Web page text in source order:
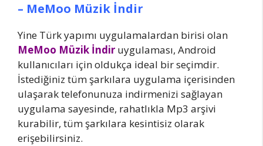
– MeMoo Müzik İndir
Yine Türk yapımı uygulamalardan birisi olan
MeMoo Müzik İndir uygulaması, Android
kullanıcıları için oldukça ideal bir seçimdir.
İstediğiniz tüm şarkılara uygulama içerisinden
ulaşarak telefonunuza indirmenizi sağlayan
uygulama sayesinde, rahatlıkla Mp3 arşivi
kurabilir, tüm şarkılara kesintisiz olarak
erişebilirsiniz.